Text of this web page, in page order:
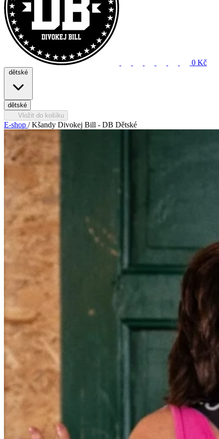
0 Kč
dětské
dětské
Vložit do košíku
E-shop / Kšandy Divokej Bill - DB Dětské